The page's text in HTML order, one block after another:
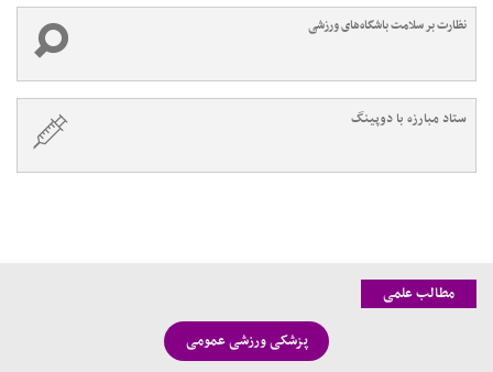
نظارت بر سلامت باشگاه‌های ورزشی
ستاد مبارزه با دوپینگ
مطالب علمی
پزشکی ورزشی عمومی